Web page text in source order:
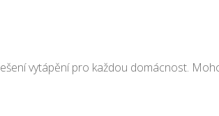
vytápění pro každou domácnost.